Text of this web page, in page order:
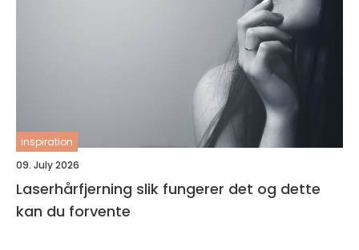
inspiration
09. July 2026
Laserhårfjerning slik fungerer det og dette
kan du forvente